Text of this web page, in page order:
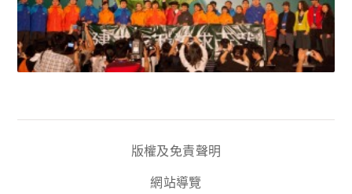
版權及免責聲明
網站導覽